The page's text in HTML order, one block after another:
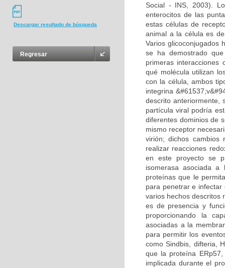
Descargar resultado de búsqueda
Regresar
Social - INS, 2003).
enterocitos de las
estas células de
animal a la célula es
Varios glicoconjugados
se ha demostrado
primeras interacciones
qué molécula utilizan
con la célula, ambos
integrina
descrito anteriormente,
partícula viral podría
diferentes dominios de
mismo receptor
virión; dichos cambios
realizar reacciones
en este proyecto se
isomerasa asociada a
proteínas que le
para penetrar e infectar
varios hechos descritos
es de presencia y
proporcionando la
asociadas a la
para permitir los
como Sindbis, difteria,
que la proteína
implicada durante el